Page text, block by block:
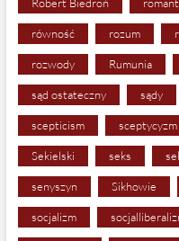
Robert Biedroń
równość rozum
rozwody Rumunia
sąd ostateczny sądy
scepticism sceptycyzm
Sekielski seks
senyszyn Sikhowie
socjalizm